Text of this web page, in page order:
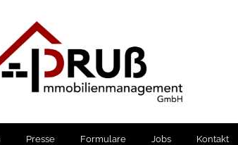
Presse Formulare Jobs Kontakt